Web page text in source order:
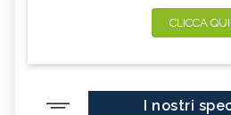
CLICCA QUI
I nostri